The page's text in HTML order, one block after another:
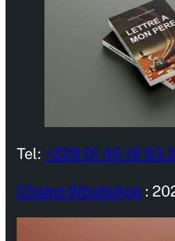
Tel: +229 01 40 19 93
Chaine WhatsApp :